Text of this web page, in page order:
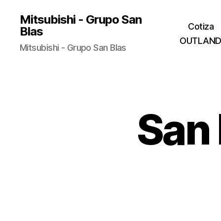
Mitsubishi - Grupo San
Blas
Mitsubishi - Grupo San Blas
Cotiza